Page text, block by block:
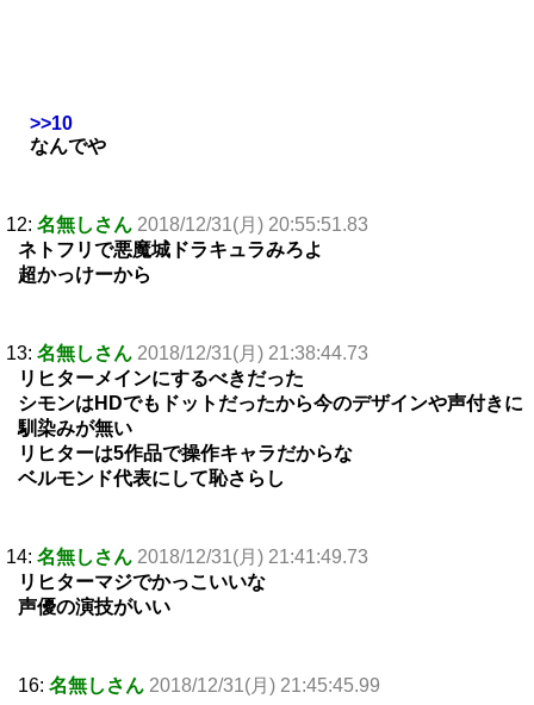
>>10
なんでや
12: 名無しさん 2018/12/31(月) 20:55:51.83
ネトフリで悪魔城ドラキュラみろよ
超かっけーから
13: 名無しさん 2018/12/31(月) 21:38:44.73
リヒターメインにするべきだった
シモンはHDでもドットだったから今のデザインや声付きに
馴染みが無い
リヒターは5作品で操作キャラだからな
ベルモンド代表にして恥さらし
14: 名無しさん 2018/12/31(月) 21:41:49.73
リヒターマジでかっこいいな
声優の演技がいい
16: 名無しさん 2018/12/31(月) 21:45:45.99